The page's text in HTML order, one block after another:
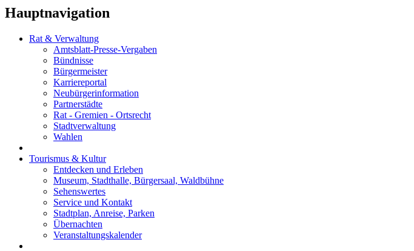
Hauptnavigation
Rat & Verwaltung
Amtsblatt-Presse-Vergaben
Bündnisse
Bürgermeister
Karriereportal
Neubürgerinformation
Partnerstädte
Rat - Gremien - Ortsrecht
Stadtverwaltung
Wahlen
Tourismus & Kultur
Entdecken und Erleben
Museum, Stadthalle, Bürgersaal, Waldbühne
Sehenswertes
Service und Kontakt
Stadtplan, Anreise, Parken
Übernachten
Veranstaltungskalender